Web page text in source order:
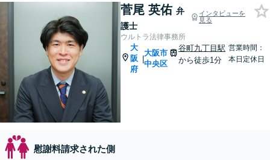
菅尾 英佑 弁
護士
インタビューを
見る
ウルトラ法律事務所
大
阪
府
|
大阪市
中央区
谷町九丁目駅
から徒歩1分
営業時間：
本日定休日
慰謝料請求された側